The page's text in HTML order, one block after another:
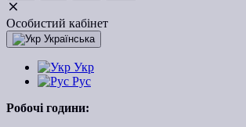
Особистий кабінет
Українська
Укр
Рус
Робочі години: